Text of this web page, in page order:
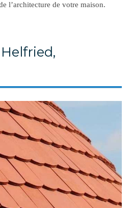
l’architecture de votre maison.